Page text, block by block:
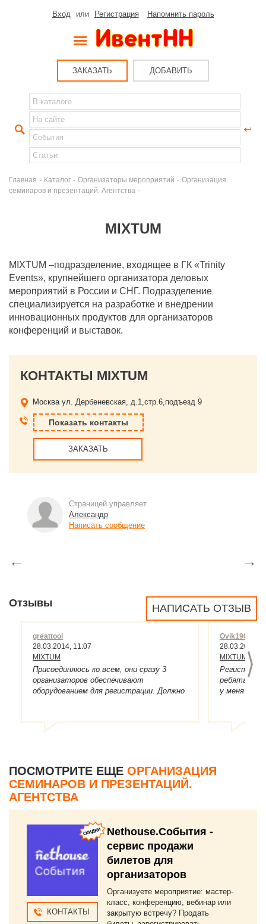
Вход или Регистрация Напомнить пароль
ЗАКАЗАТЬ ДОБАВИТЬ
Главная - Каталог - Организаторы мероприятий - Организация
семинаров и презентаций. Агентства -
MIXTUM
MIXTUM –подразделение, входящее в ГК «Trinity
Events», крупнейшего организатора деловых
мероприятий в России и СНГ. Подразделение
специализируется на разработке и внедрении
инновационных продуктов для организаторов
конференций и выставок.
КОНТАКТЫ MIXTUM
Москва ул. Дербеневская, д.1,стр.6,подъезд 9
Показать контакты
ЗАКАЗАТЬ
Страницей управляет
Александр
Написать сообщение
← →
НАПИСАТЬ ОТЗЫВ
Отзывы
>
greattool
28.03.2014, 11:07
MIXTUM
Присоединяюсь ко всем, они сразу 3
организаторов обеспечивают
оборудованием для регистрации. Должно
медицинская конференция и они опять
будут выступать организатором
Ovik190
28.03.2014,
MIXTUM
ребята из
у меня
ПОСМОТРИТЕ ЕЩЕ ОРГАНИЗАЦИЯ
СЕМИНАРОВ И ПРЕЗЕНТАЦИЙ.
АГЕНТСТВА
КОНТАКТЫ
Nethouse.События -
сервис продажи
билетов для
организаторов
Организуете мероприятие: мастер-
класс, конференцию, вебинар или
закрытую встречу? Продать